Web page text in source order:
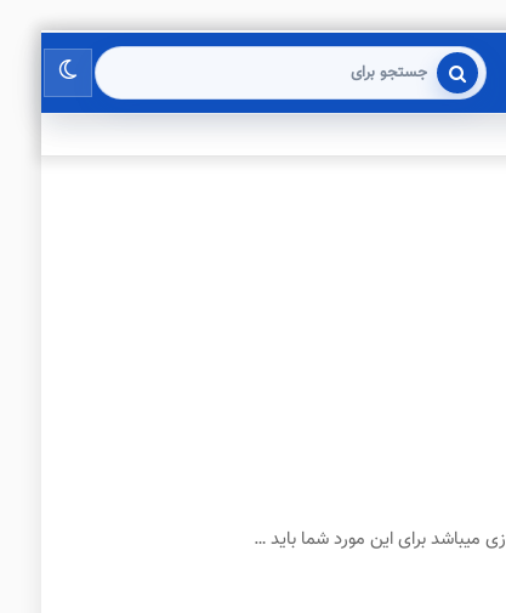
جستجو
برای
تغییر
پوسته
میباشد برای این مورد شما باید …